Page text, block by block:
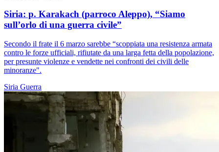
Siria: p. Karakach (parroco Aleppo), “Siamo
sull’orlo di una guerra civile”
Secondo il frate il 6 marzo sarebbe “scoppiata una resistenza armata
contro le forze ufficiali, rifiutate da una larga fetta della popolazione,
per presunte violenze e vendette nei confronti dei civili delle
minoranze".
Siria Guerra